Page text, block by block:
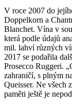
V roce 2007 do
Doppelkorn a
Blanchet. Vína v
která podle údajů
mil. lahví různých
2017 se podařila
Prosecco Ruggeri.
zahraničí, s plným
Queisser. Ne všech
paměti ještě je